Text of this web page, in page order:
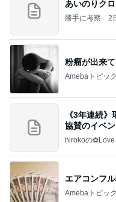
あいのりク
勝手に考察 2
粉瘤が出来
Amebaトピッ
《3年連続
協賛のイベ
すぎ
hirokoの
エアコンフ
Amebaトピッ